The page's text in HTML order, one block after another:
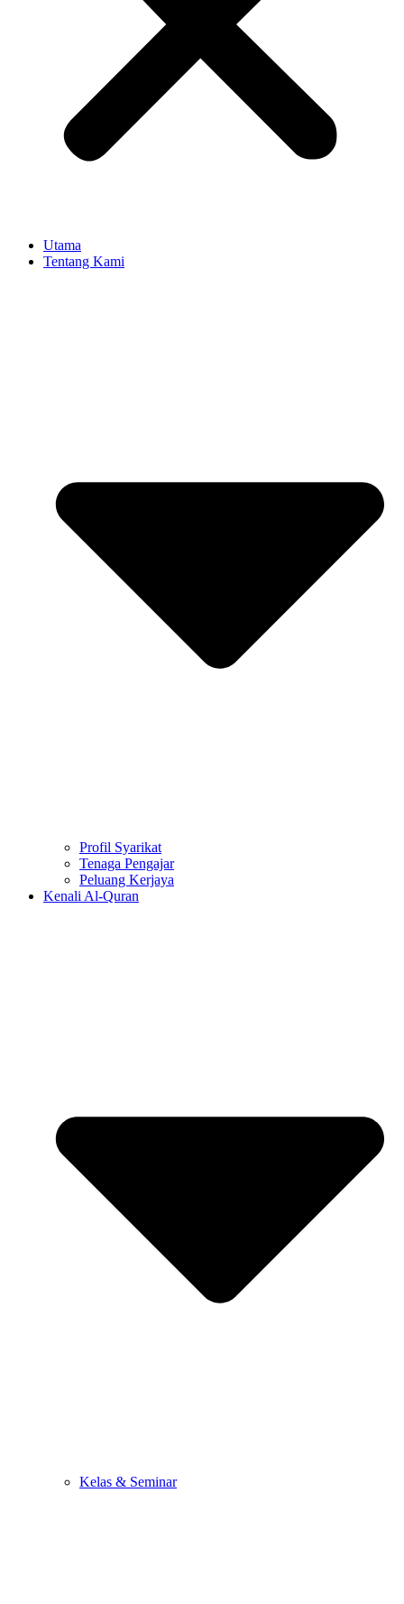
Utama
Tentang Kami
Profil Syarikat
Tenaga Pengajar
Peluang Kerjaya
Kenali Al-Quran
Kelas & Seminar